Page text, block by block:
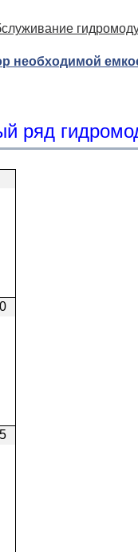
необходимой
ряд